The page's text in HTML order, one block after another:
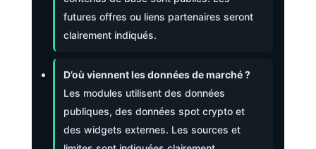
futures offres ou liens partenaires seront
clairement indiqués.
D’où viennent les données de marché ?
Les modules utilisent des données
publiques, des données spot crypto et
des widgets externes. Les sources et